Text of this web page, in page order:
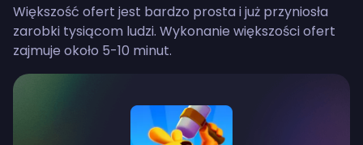
Większość ofert jest bardzo prosta i już przyniosła
zarobki tysiącom ludzi. Wykonanie większości ofert
zajmuje około 5-10 minut.